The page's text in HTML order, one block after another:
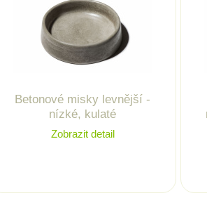
Betonové misky levnější -
nízké, kulaté
Zobrazit detail